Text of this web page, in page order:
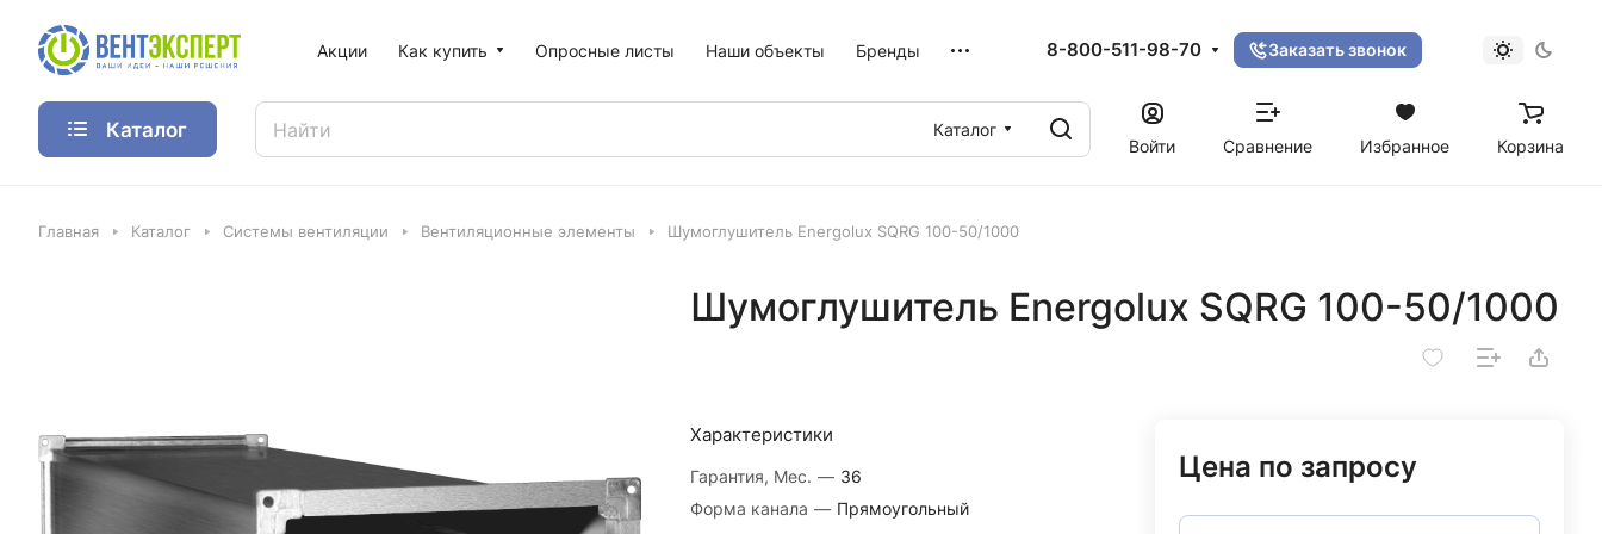
Акции Как купить Опросные листы Наши объекты Бренды 8-800-511-98-70 Заказать звонок
Каталог
Каталог
Войти
Сравнение Избранное Корзина
Главная Каталог Системы вентиляции Вентиляционные элементы Шумоглушитель Energolux SQRG 100-50/1000
Шумоглушитель Energolux SQRG 100-50/1000
Характеристики
Гарантия, Мес. — 36
Форма канала — Прямоугольный
Цена по запросу